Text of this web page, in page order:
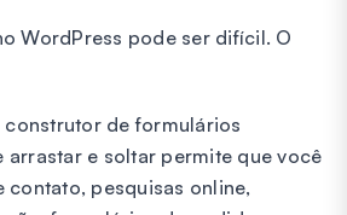
WordPress pode ser difícil. O
construtor de formulários
arrastar e soltar permite que você
pesquisas online,